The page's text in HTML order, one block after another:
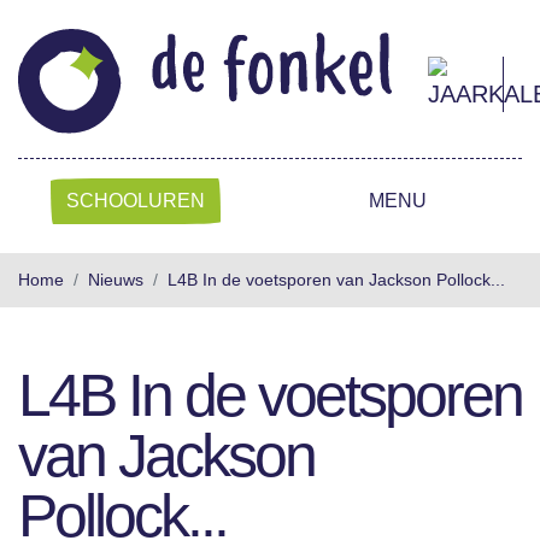
SCHOOLUREN MENU
Home Nieuws L4B In de voetsporen van Jackson Pollock...
L4B In de voetsporen
van Jackson
Pollock...